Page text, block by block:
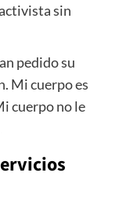
sin
pedido su
Mi cuerpo es
cuerpo no le